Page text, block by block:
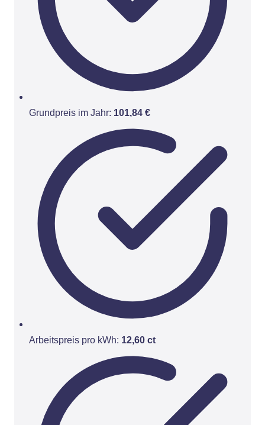
Grundpreis im Jahr: 101,84 €
Arbeitspreis pro kWh: 12,60 ct